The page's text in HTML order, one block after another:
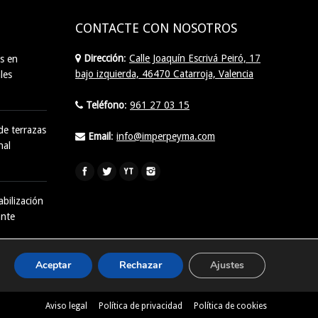
en
terrazas
CONTACTE CON NOSOTROS
Dirección: Calle Joaquín Escrivá Peiró, 17
bajo izquierda, 46470 Catarroja, Valencia
Teléfono: 961 27 03 15
Email : info@imperpeyma.com
Find us on:
Aviso legal Política de privacidad Política de cookies
Aceptar Rechazar Ajustes